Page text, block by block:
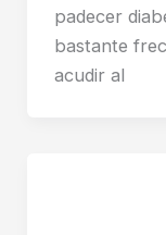
padecer
bastante
acudir al